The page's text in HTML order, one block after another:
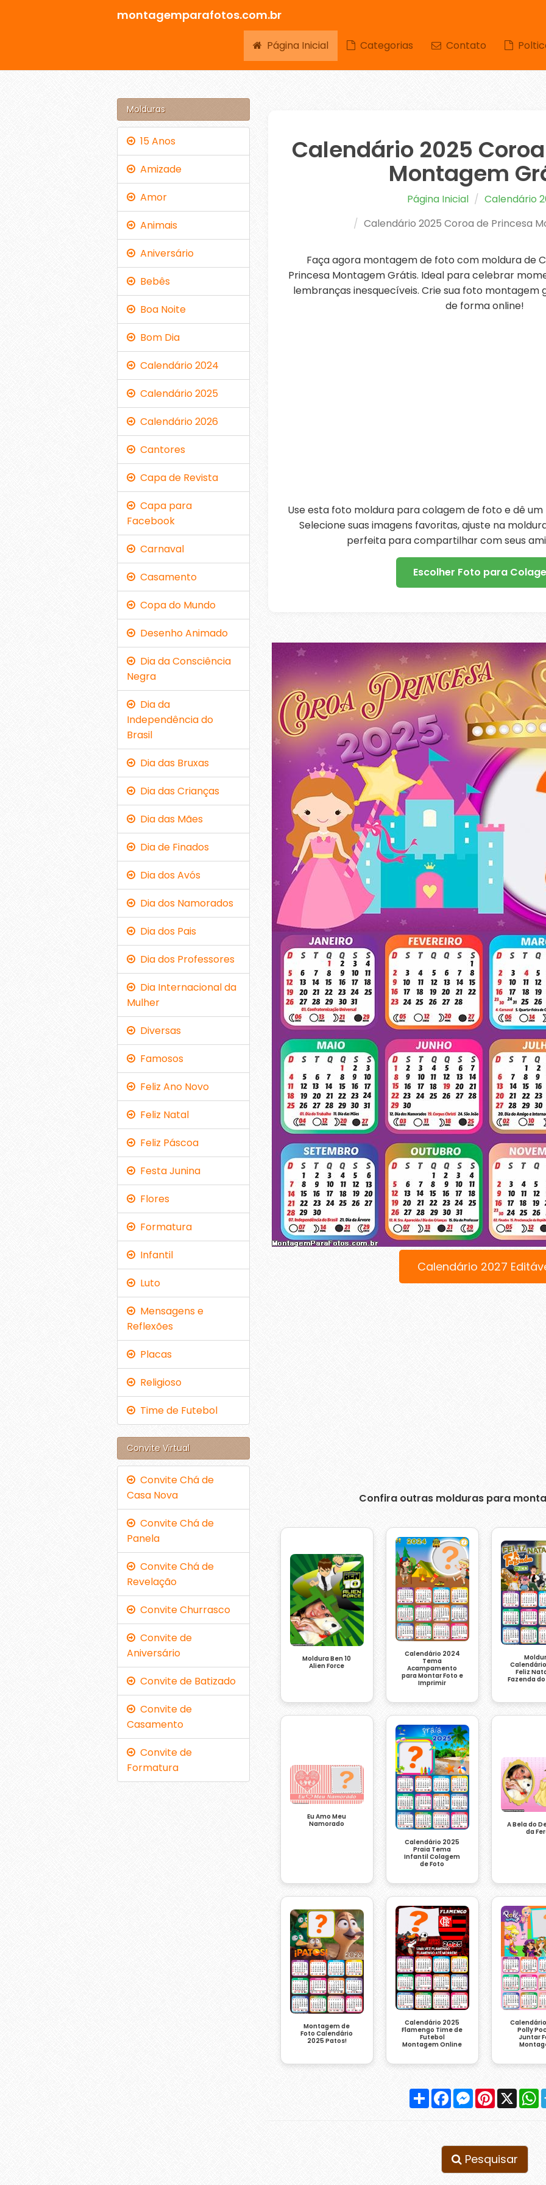
montagemparafotos.com.br
Página Inicial Categorias Contato
Calendário 2025
Montagem
Página Inicial
Calendário
Calendário 2025 Coroa de Princesa
Faça agora montagem de foto com moldura de
Princesa Montagem Grátis. Ideal para celebrar
lembranças inesquecíveis. Crie sua foto montagem
de forma online!
Use esta foto moldura para colagem de foto e dê um
Selecione suas imagens favoritas, ajuste na
perfeita para compartilhar com seus
Escolher Foto para
Calendário 2027
Confira outras molduras para
Moldura Ben 10
Alien Force
Calendário 2024
Tema
Acampamento
para Montar Foto e
Imprimir
Feliz
Fazenda
Eu Amo Meu
Namorado
Calendário 2025
Praia Tema
Infantil Colagem
de Foto
A Bela do
da
Montagem de
Foto Calendário
2025 Patos!
Calendário 2025
Flamengo Time de
Futebol
Montagem Online
Polly
Juntar
Compartilhar
FacebookMessenger
Pinterest
X
Pesquisar
Molduras
15 Anos
Amizade
Amor
Animais
Aniversário
Bebês
Boa Noite
Bom Dia
Calendário 2024
Calendário 2025
Calendário 2026
Cantores
Capa de Revista
Capa para
Facebook
Carnaval
Casamento
Copa do Mundo
Desenho Animado
Dia da Consciência
Negra
Dia da
Independência do
Brasil
Dia das Bruxas
Dia das Crianças
Dia das Mães
Dia de Finados
Dia dos Avós
Dia dos Namorados
Dia dos Pais
Dia dos Professores
Dia Internacional da
Mulher
Diversas
Famosos
Feliz Ano Novo
Feliz Natal
Feliz Páscoa
Festa Junina
Flores
Formatura
Infantil
Luto
Mensagens e
Reflexões
Placas
Religioso
Time de Futebol
Convite Virtual
Convite Chá de
Casa Nova
Convite Chá de
Panela
Convite Chá de
Revelação
Convite Churrasco
Convite de
Aniversário
Convite de Batizado
Convite de
Casamento
Convite de
Formatura